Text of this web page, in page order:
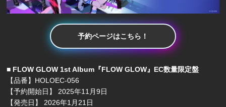
予約ページはこちら！
■ FLOW GLOW 1st Album『FLOW GLOW』EC数量限定盤
【品番】HOLOEC-056
【予約開始日】 2025年11月9日
【発売日】 2026年1月21日